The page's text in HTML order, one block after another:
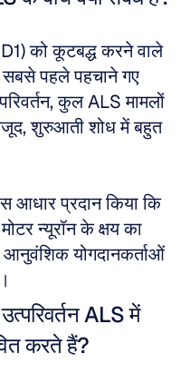
को कूटबद्ध करने वाले
सबसे पहले पहचाने गए
कुल ALS मामलों
शुरुआती शोध में बहुत
आधार प्रदान किया कि
न्यूरॉन के क्षय का
योगदानकर्ताओं
ALS में
करते हैं?